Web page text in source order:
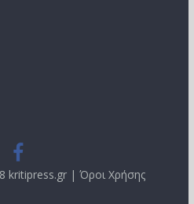
kritipress.gr |Όροι Χρήσης